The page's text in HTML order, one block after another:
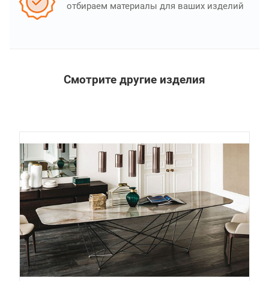
отбираем материалы для ваших изделий
Смотрите другие изделия